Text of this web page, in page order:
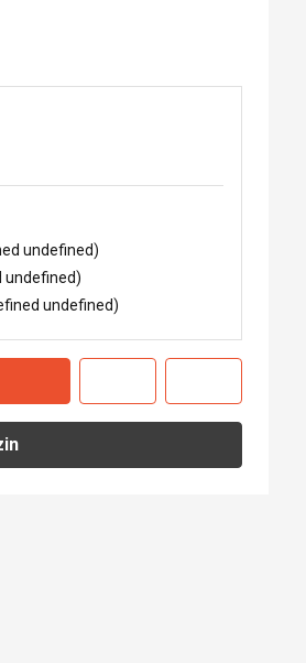
undefined)
undefined)
undefined)